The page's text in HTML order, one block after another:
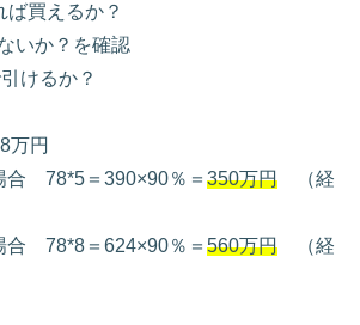
買えるか？
いか？を確認
けるか？
万円
78*5＝390×90％＝ 350万円 （経
合 78*8＝624×90％＝ 560万円 （経